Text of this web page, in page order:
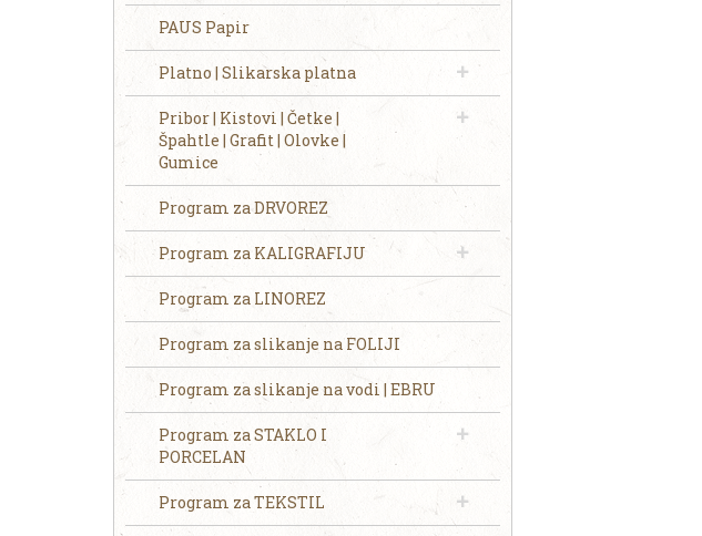
PAUS Papir
Platno | Slikarska platna
Pribor | Kistovi | Četke |
Špahtle | Grafit | Olovke |
Gumice
Program za DRVOREZ
Program za KALIGRAFIJU
Program za LINOREZ
Program za slikanje na FOLIJI
Program za slikanje na vodi | EBRU
Program za STAKLO I
PORCELAN
Program za TEKSTIL